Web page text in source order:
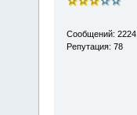
Сообщений: 2224
Репутация: 78